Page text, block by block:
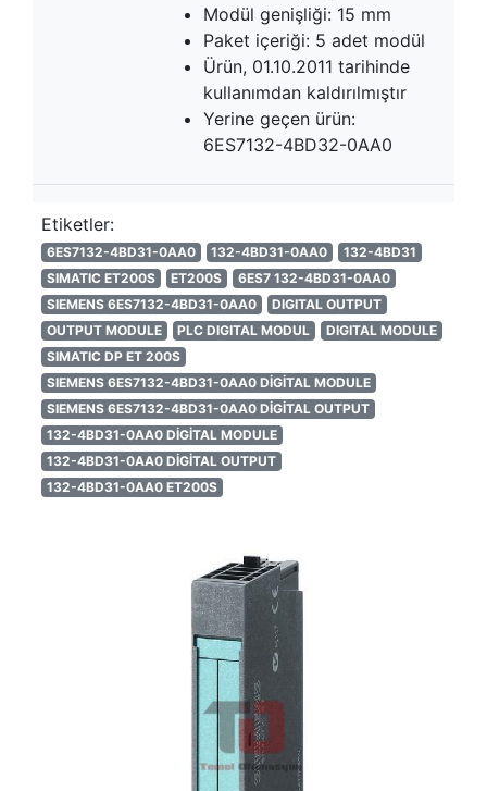
Modül genişliği: 15 mm
Paket içeriği: 5 adet modül
Ürün, 01.10.2011 tarihinde
kullanımdan kaldırılmıştır
Yerine geçen ürün:
6ES7132-4BD32-0AA0
Etiketler:
6ES7132-4BD31-0AA0 132-4BD31-0AA0
132-4BD31
SIMATIC ET200S
ET200S
6ES7 132-4BD31-0AA0
SIEMENS 6ES7132-4BD31-0AA0
DIGITAL OUTPUT
OUTPUT MODULE
PLC DIGITAL MODUL
DIGITAL MODULE
SIMATIC DP ET 200S
SIEMENS 6ES7132-4BD31-0AA0 DİGİTAL MODULE
SIEMENS 6ES7132-4BD31-0AA0 DİGİTAL OUTPUT
132-4BD31-0AA0 DİGİTAL MODULE
132-4BD31-0AA0 DİGİTAL OUTPUT
132-4BD31-0AA0 ET200S